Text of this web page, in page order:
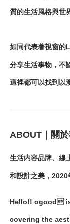
質的生活風格與世
如同代表著視窗的
分享生活事物，不
這裡都可以找到以
ABOUT｜關於
生活内容品牌、線
和設計之美，2020
Hello!! ogood
covering the